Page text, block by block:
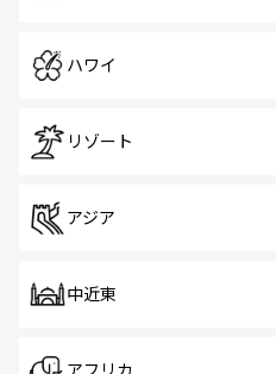
ハワイ
リゾート
アジア
中近東